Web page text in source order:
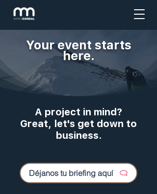
Your event starts
here.
A project in mind?
Great, let's get down to
business.
Déjanos tu briefing aquí